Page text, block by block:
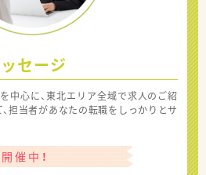
セージ
中心に、東北エリア全域で求人のご紹
担当者があなたの転職をしっかりとサ
催中！